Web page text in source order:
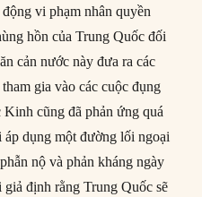
vi phạm nhân quyền
hồn của Trung Quốc đối
cản nước này đưa ra các
gia vào các cuộc đụng
cũng đã phản ứng quá
dụng một đường lối ngoại
nộ và phản kháng ngày
định rằng Trung Quốc sẽ